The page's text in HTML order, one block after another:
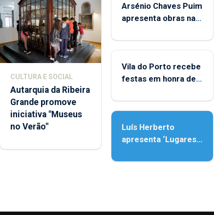
CULTURA E SOCIAL
Autarquia da Ribeira
Grande promove
iniciativa "Museus
no Verão"
Arsénio Chaves Puim
apresenta obras na
Porto
Vila do Porto recebe
festas em honra de
Assunção
Luís Herberto
apresenta ‘Lugares